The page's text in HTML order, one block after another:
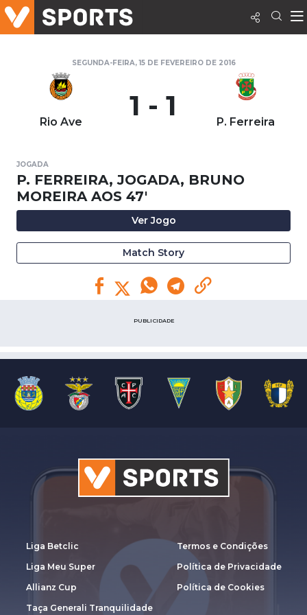
SEGUNDA-FEIRA, 15 DE FEVEREIRO DE 2016
Rio Ave 1 - 1 P. Ferreira
JOGADA
P. FERREIRA, JOGADA, BRUNO
MOREIRA AOS 47'
Ver Jogo
Match Story
PUBLICIDADE
Liga Betclic
Liga Meu Super
Allianz Cup
Taça Generali Tranquilidade
Termos e Condições
Política de Privacidade
Política de Cookies